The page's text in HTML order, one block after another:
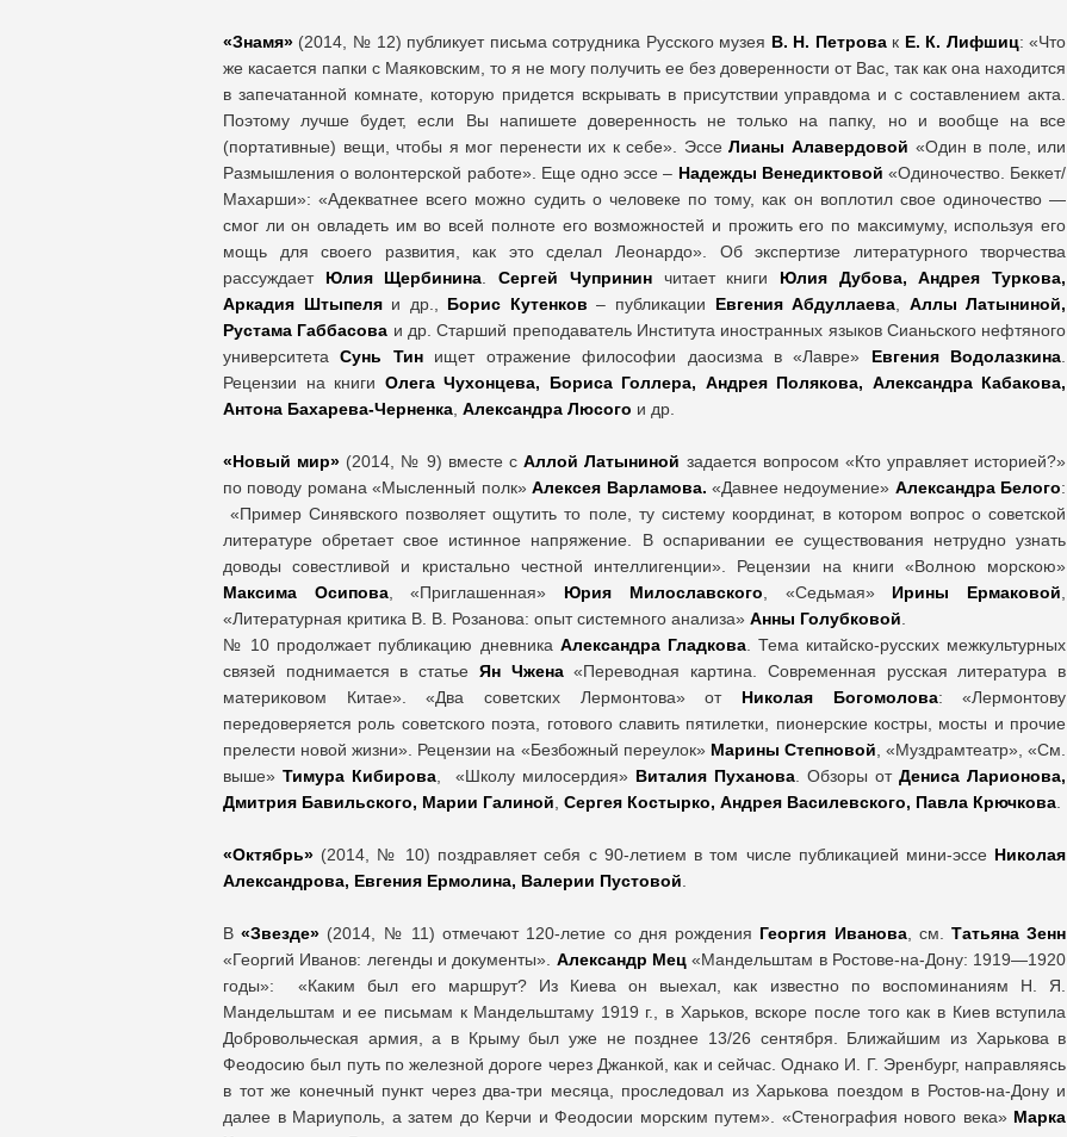
«Знамя» (2014, № 12) публикует письма сотрудника Русского музея В. Н. Петрова к Е. К. Лифшиц: «Что
же касается папки с Маяковским, то я не могу получить ее без доверенности от Вас, так как она находится
в запечатанной комнате, которую придется вскрывать в присутствии управдома и с составлением акта.
Поэтому лучше будет, если Вы напишете доверенность не только на папку, но и вообще на все
(портативные) вещи, чтобы я мог перенести их к себе». ЭссеЛианы Алавердовой «Один в поле, или
Размышления о волонтерской работе». Еще одно эссе – Надежды Венедиктовой «Одиночество. Беккет/
Махарши»: «Адекватнее всего можно судить о человеке по тому, как он воплотил свое одиночество —
смог ли он овладеть им во всей полноте его возможностей и прожить его по максимуму, используя его
мощь для своего развития, как это сделал Леонардо». Об экспертизе литературного творчества
рассуждает Юлия Щербинина .Сергей Чупрининчитает книги Юлия Дубова, Андрея Туркова,
Аркадия Штыпеляи др., Борис Кутенков – публикации Евгения Абдуллаева
Аллы Латыниной,
Рустама Габбасова и др. Старший преподаватель Института иностранных языков Сианьского нефтяного
университетаСунь Тинищет отражение философии даосизма в «Лавре» Евгения Водолазкина
Рецензии на книги Олега Чухонцева, Бориса Голлера, Андрея Полякова, Александра Кабакова,
Антона Бахарева-Черненка Александра Люсого и др.
«Новый мир» (2014, № 9) вместе сАллой Латыниной задается вопросом «Кто управляет историей?»
по поводу романа «Мысленный полк»Алексея Варламова. «Давнее недоумение» Александра Белого:
«Пример Синявского позволяет ощутить то поле, ту систему координат, в котором вопрос о советской
литературе обретает свое истинное напряжение. В оспаривании ее существования нетрудно узнать
доводы совестливой и кристально честной интеллигенции». Рецензии на книги «Волною морскою»
Максима Осипова, «Приглашенная» Юрия Милославского , «Седьмая» Ирины Ермаковой
«Литературная критика В. В. Розанова: опыт системного анализа» Анны Голубковой
№ 10 продолжает публикацию дневника Александра Гладкова. Тема китайско-русских межкультурных
связей поднимается в статье Ян Чжена«Переводная картина. Современная русская литература в
материковом Китае». «Два советских Лермонтова» от Николая Богомолова: «Лермонтову
передоверяется роль советского поэта, готового славить пятилетки, пионерские костры, мосты и прочие
прелести новой жизни». Рецензии на «Безбожный переулок» Марины Степновой , «Муздрамтеатр», «См.
выше»Тимура Кибирова , «Школу милосердия» Виталия Пуханова . Обзоры отДениса Ларионова,
Дмитрия Бавильского, Марии Галиной Сергея Костырко, Андрея Василевского, Павла Крючкова
«Октябрь» (2014, № 10) поздравляет себя с 90-летием в том числе публикацией мини-эссе Николая
Александрова, Евгения Ермолина, Валерии Пустовой
В«Звезде» (2014, № 11) отмечают 120-летие со дня рождения Георгия Иванова, см. Татьяна Зенн
«Георгий Иванов: легенды и документы». Александр Мец«Мандельштам в Ростове-на-Дону: 1919—1920
годы»: «Каким был его маршрут? Из Киева он выехал, как известно по воспоминаниям Н. Я.
Мандельштам и ее письмам к Мандельштаму 1919 г., в Харьков, вскоре после того как в Киев вступила
Добровольческая армия, а в Крыму был уже не позднее 13/26 сентября. Ближайшим из Харькова в
Феодосию был путь по железной дороге через Джанкой, как и сейчас. Однако И. Г. Эренбург, направляясь
в тот же конечный пункт через два-три месяца, проследовал из Харькова поездом в Ростов-на-Дону и
далее в Мариуполь, а затем до Керчи и Феодосии морским путем». «Стенография нового века» Марка